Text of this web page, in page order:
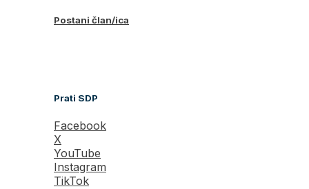
Postani član/ica
Prati SDP
Facebook
X
YouTube
Instagram
TikTok